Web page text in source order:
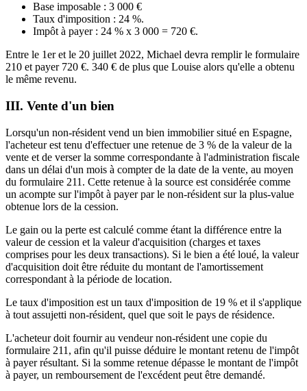
Base imposable : 3 000 €
Taux d'imposition : 24 %.
Impôt à payer : 24 % x 3 000 = 720 €.
Entre le 1er et le 20 juillet 2022, Michael devra remplir le formulaire
210 et payer 720 €. 340 € de plus que Louise alors qu'elle a obtenu
le même revenu.
III. Vente d'un bien
Lorsqu'un non-résident vend un bien immobilier situé en Espagne,
l'acheteur est tenu d'effectuer une retenue de 3 % de la valeur de la
vente et de verser la somme correspondante à l'administration fiscale
dans un délai d'un mois à compter de la date de la vente, au moyen
du formulaire 211. Cette retenue à la source est considérée comme
un acompte sur l'impôt à payer par le non-résident sur la plus-value
obtenue lors de la cession.
Le gain ou la perte est calculé comme étant la différence entre la
valeur de cession et la valeur d'acquisition (charges et taxes
comprises pour les deux transactions). Si le bien a été loué, la valeur
d'acquisition doit être réduite du montant de l'amortissement
correspondant à la période de location.
Le taux d'imposition est un taux d'imposition de 19 % et il s'applique
à tout assujetti non-résident, quel que soit le pays de résidence.
L'acheteur doit fournir au vendeur non-résident une copie du
formulaire 211, afin qu'il puisse déduire le montant retenu de l'impôt
à payer résultant. Si la somme retenue dépasse le montant de l'impôt
à payer, un remboursement de l'excédent peut être demandé.